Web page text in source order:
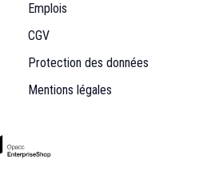
Emplois
CGV
Protection des données
Mentions légales